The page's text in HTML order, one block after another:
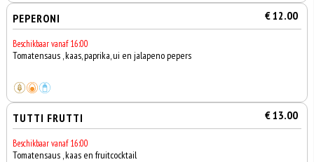
PEPERONI € 12.00
Beschikbaar vanaf 16:00
Tomatensaus , kaas, paprika, ui en jalapeno pepers
TUTTI FRUTTI € 13.00
Beschikbaar vanaf 16:00
Tomatensaus , kaas en fruitcocktail